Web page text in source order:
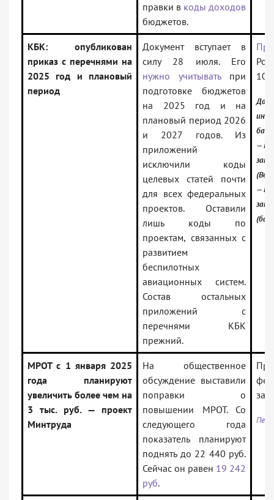
правки в коды доходов
бюджетов.
КБК: опубликован
приказ с перечнями на
2025 год и плановый
период
Документ вступает в
силу 28 июля. Его
нужно учитыватьпри
подготовке бюджетов
на 2025 год и на
плановый период 2026
и 2027 годов. Из
приложений
исключили коды
целевых статей почти
для всех федеральных
проектов. Оставили
лишь коды по
проектам, связанных с
развитием
беспилотных
авиационных систем.
Состав остальных
приложений с
перечнями КБК
прежний.
—
—
МРОТ с 1 января 2025
года планируют
увеличить более чем на
3 тыс. руб. — проект
Минтруда
На общественное
обсуждение выставили
поправки о
повышении МРОТ. Со
следующего года
показатель планируют
поднять до 22 440 руб.
Сейчас он равен 19 242
руб.